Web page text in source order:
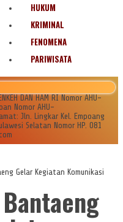
HUKUM
KRIMINAL
FENOMENA
PARIWISATA
DAN HAM RI Nomor AHU-
Nomor AHU-
Jln. Lingkar Kel. Empoang
Selatan Nomor HP. 081
Gelar Kegiatan Komunikasi